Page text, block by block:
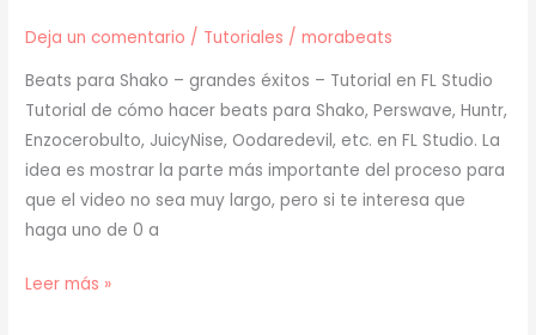
Deja un comentario / Tutoriales /morabeats
Beats para Shako – grandes éxitos – Tutorial en FL Studio
Tutorial de cómo hacer beats para Shako, Perswave, Huntr,
Enzocerobulto, JuicyNise, Oodaredevil, etc. en FL Studio. La
idea es mostrar la parte más importante del proceso para
que el video no sea muy largo, pero si te interesa que
haga uno de 0 a
[
Leer más »